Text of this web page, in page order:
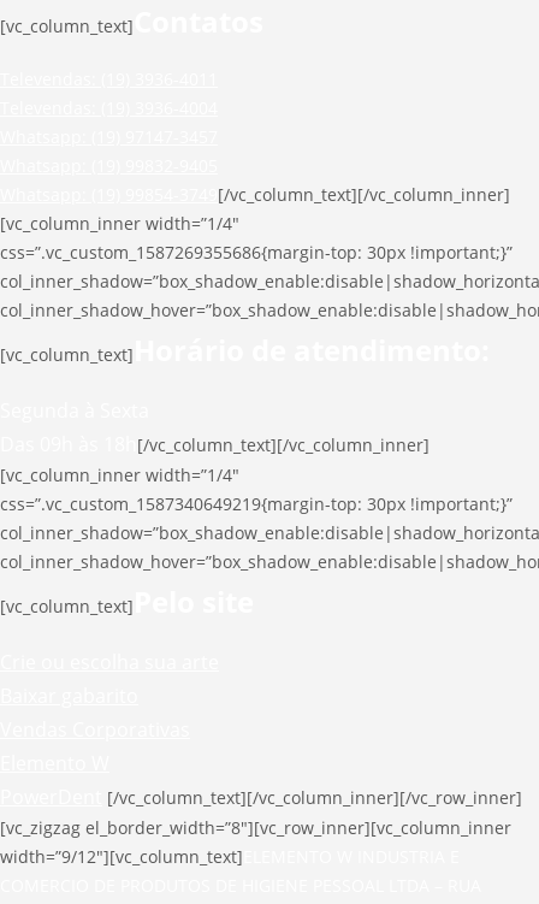
[vc_column_text]
[/vc_column_text][/vc_column_inner]
[vc_column_inner width=”1/4″
css=”.vc_custom_1587269355686{margin-top: 30px !important;}”
[vc_column_text]
[/vc_column_text][/vc_column_inner]
[vc_column_inner width=”1/4″
css=”.vc_custom_1587340649219{margin-top: 30px !important;}”
[vc_column_text]
[/vc_column_text][/vc_column_inner][/vc_row_inner]
[vc_zigzag el_border_width=”8″][vc_row_inner][vc_column_inner
width=”9/12″][vc_column_text]